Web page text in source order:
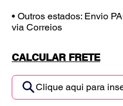
• Outros estados: Envio
via Correios
CALCULAR FRETE
Clique aqui para